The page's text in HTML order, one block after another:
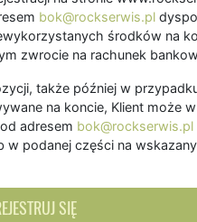
bok@rockserwis.pl
środków na
zwrocie na rachunek
także później w
na koncie, Klient może
adresem bok@rockserwis.pl
w podanej części na
SIĘ